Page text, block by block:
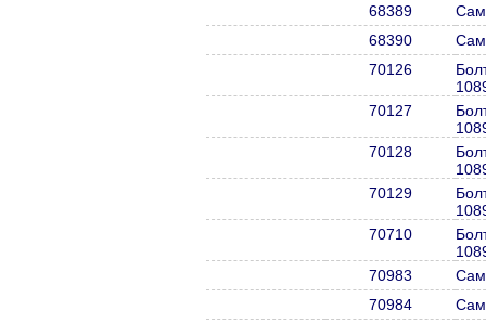
68389
68390
70126
70127
70128
70129
70710
70983
70984